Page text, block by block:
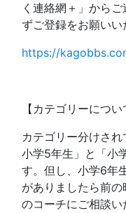
く連絡網＋」から
ずご登録をお願いい
https://
【カテゴリーについ
カテゴリー分けさ
小学5年生」と「小
す。但し、小学6年
がありましたら前
のコーチにご相談